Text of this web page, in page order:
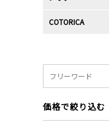
COTORICA
価格で絞り込む